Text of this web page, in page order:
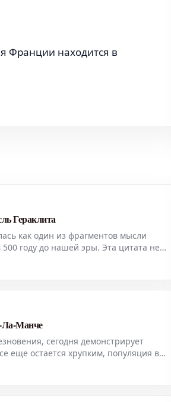
Франции находится в
Гераклита
как один из фрагментов мысли
году до нашей эры. Эта цитата не
лишь чуть более ста разрознен
Ла-Манче
сегодня демонстрирует
еще остается хрупким, популяция в